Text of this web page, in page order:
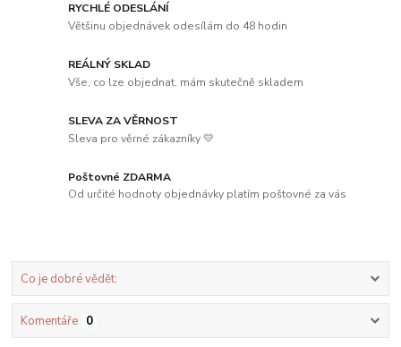
RYCHLÉ ODESLÁNÍ
Většinu objednávek odesílám do 48 hodin
REÁLNÝ SKLAD
Vše, co lze objednat, mám skutečně skladem
SLEVA ZA VĚRNOST
Sleva pro věrné zákazníky 💛
Poštovné ZDARMA
Od určité hodnoty objednávky platím poštovné za vás
Co je dobré vědět:
Komentáře 0